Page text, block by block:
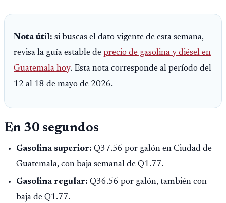
Nota útil: si buscas el dato vigente de esta semana,
revisa la guía estable de precio de gasolina y diésel en
Guatemala hoy. Esta nota corresponde al período del
12 al 18 de mayo de 2026.
En 30 segundos
Gasolina superior: Q37.56 por galón en Ciudad de
Guatemala, con baja semanal de Q1.77.
Gasolina regular: Q36.56 por galón, también con
baja de Q1.77.